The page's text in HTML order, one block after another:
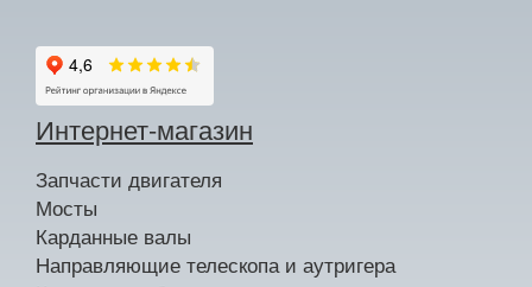
Интернет-магазин
Запчасти двигателя
Мосты
Карданные валы
Направляющие телескопа и аутригера